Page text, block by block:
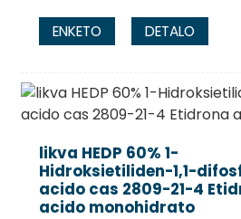
ENKETO DETALO
likva HEDP 60% 1-
Hidroksietiliden-1,1-
acido cas 2809-21-4
acido monohidrato